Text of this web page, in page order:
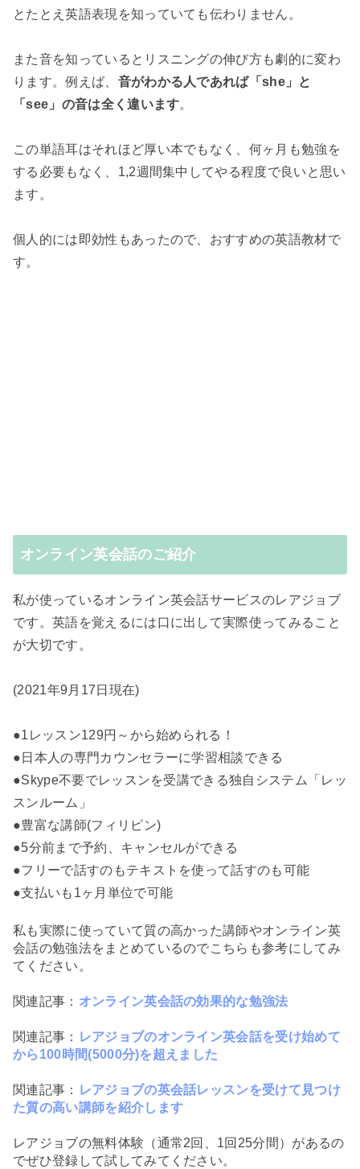
とたとえ英語表現を知っていても伝わりません。
また音を知っているとリスニングの伸び方も劇的に変わ
ります。例えば、 音がわかる人であれば「she」と
「see」の音は全く違います。
この単語耳はそれほど厚い本でもなく、何ヶ月も勉強を
する必要もなく、1,2週間集中してやる程度で良いと思い
ます。
個人的には即効性もあったので、おすすめの英語教材で
す。
オンライン英会話のご紹介
私が使っているオンライン英会話サービスのレアジョブ
です。英語を覚えるには口に出して実際使ってみること
が大切です。
(2021年9月17日現在)
●1レッスン129円～から始められる！
●日本人の専門カウンセラーに学習相談できる
●Skype不要でレッスンを受講できる独自システム「レッ
スンルーム」
●豊富な講師(フィリピン)
●5分前まで予約、キャンセルができる
●フリーで話すのもテキストを使って話すのも可能
●支払いも1ヶ月単位で可能
私も実際に使っていて質の高かった講師やオンライン英
会話の勉強法をまとめているのでこちらも参考にしてみ
てください。
関連記事： オンライン英会話の効果的な勉強法
関連記事： レアジョブのオンライン英会話を受け始めて
から100時間(5000分)を超えました
関連記事： レアジョブの英会話レッスンを受けて見つけ
た質の高い講師を紹介します
レアジョブの無料体験（通常2回、1回25分間）があるの
でぜひ登録して試してみてください。